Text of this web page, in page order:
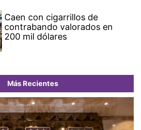
Caen con cigarrillos de
contrabando valorados en
200 mil dólares
Más Recientes